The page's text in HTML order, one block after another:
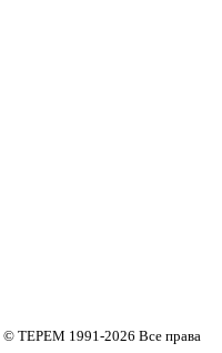
© ТЕРЕМ 1991-2026 Все права